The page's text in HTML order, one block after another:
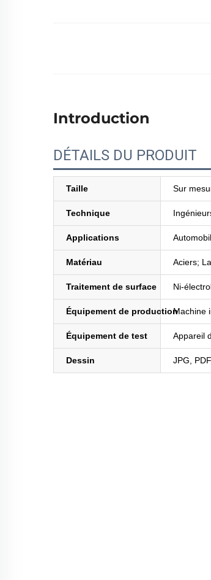
Introduction
DÉTAILS DU PRODUIT
Taille Sur
Technique
Applications
Matériau Aciers;
Traitement de surface Ni-
Équipement de productionMachine
Équipement de test Appareil
Dessin JPG,